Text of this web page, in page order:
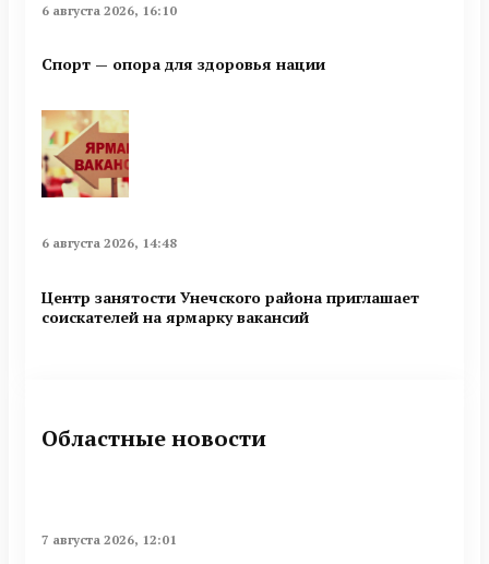
6 августа 2026, 16:10
Спорт — опора для здоровья нации
6 августа 2026, 14:48
Центр занятости Унечского района приглашает
соискателей на ярмарку вакансий
Областные новости
7 августа 2026, 12:01